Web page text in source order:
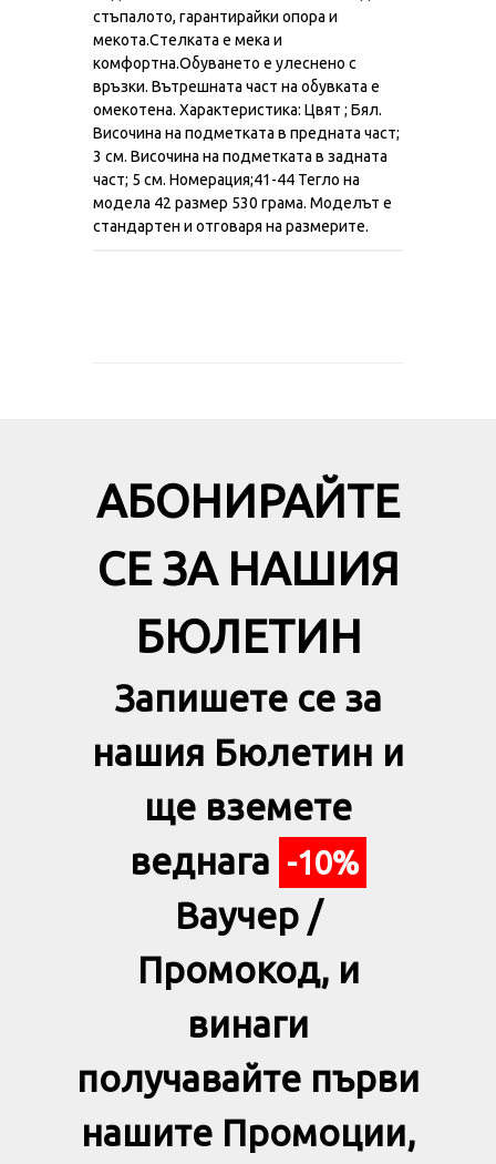
стъпалото, гарантирайки опора и
мекота.Стелката е мека и
комфортна.Обуването е улеснено с
връзки. Вътрешната част на обувката е
омекотена. Характеристика: Цвят ; Бял.
Височина на подметката в предната част;
3 см. Височина на подметката в задната
част; 5 см. Номерация;41-44 Тегло на
модела 42 размер 530 грама. Моделът е
стандартен и отговаря на размерите.
АБОНИРАЙТЕ
СЕ ЗА НАШИЯ
БЮЛЕТИН
Запишете се за
нашия Бюлетин и
ще вземете
веднага -10%
Ваучер /
Промокод, и
винаги
получавайте първи
нашите Промоции,